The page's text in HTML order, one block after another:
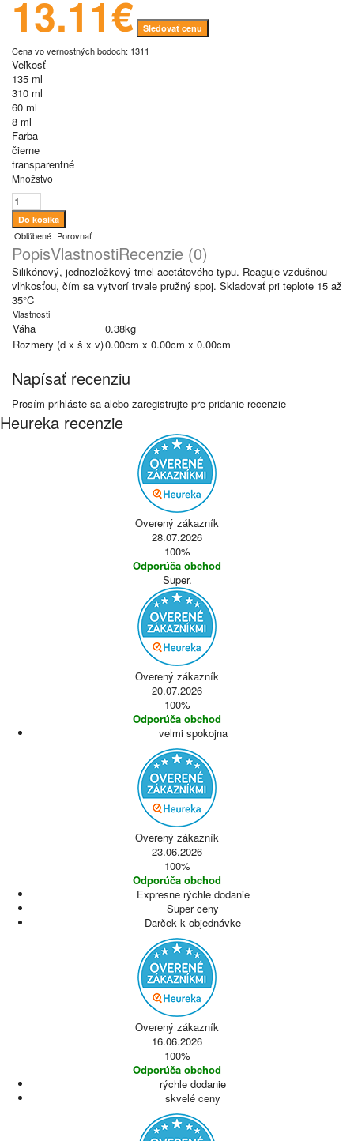
13.11€ Sledovať cenu
Cena vo vernostných bodoch: 1311
Veľkosť
135 ml
310 ml
60 ml
8 ml
Farba
čierne
transparentné
Množstvo
Obľúbené Porovnať
PopisVlastnostiRecenzie (0)
Silikónový, jednozložkový tmel acetátového typu. Reaguje vzdušnou
vlhkosťou, čím sa vytvorí trvale pružný spoj. Skladovať pri teplote 15 až
35°C
Vlastnosti
Váha
0.38kg
Rozmery (d x š x v)0.00cm x 0.00cm x 0.00cm
Napísať recenziu
Prosím prihláste sa alebo zaregistrujte pre pridanie recenzie
Heureka recenzie
Overený zákazník
28.07.2026
100%
Odporúča obchod
Super.
Overený zákazník
20.07.2026
100%
Odporúča obchod
velmi spokojna
Overený zákazník
23.06.2026
100%
Odporúča obchod
Expresne rýchle dodanie
Super ceny
Darček k objednávke
Overený zákazník
16.06.2026
100%
Odporúča obchod
rýchle dodanie
skvelé ceny